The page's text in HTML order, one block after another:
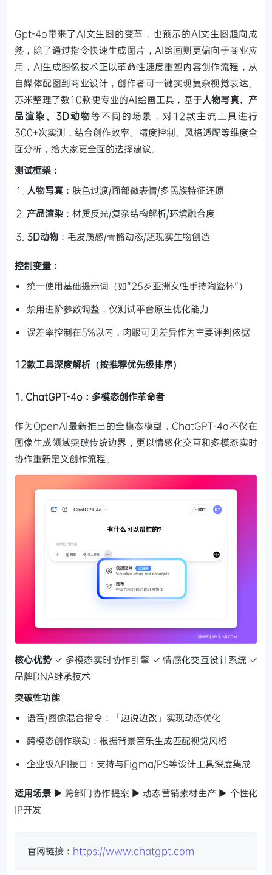
Gpt-4o带来了AI文生图的变革，也预示的AI文生图趋向成
熟，除了通过指令快速生成图片，AI绘画则更偏向于商业应
用，AI生成图像技术正以革命性速度重塑内容创作流程，从
自媒体配图到商业设计，创作者可一键实现复杂视觉表达。
苏米整理了数10款更专业的AI绘画工具，基于人物写真、产
品渲染、3D动物等不同的场景，对12款主流工具进行
300+次实测，结合创作效率、精度控制、风格适配等维度全
面分析，给大家更全面的选择建议。
测试框架：
人物写真 ：肤色过渡/面部微表情/多民族特征还原
产品渲染 ：材质反光/复杂结构解析/环境融合度
3D动物 ：毛发质感/骨骼动态/超现实生物创造
控制变量：
统一使用基础提示词（如"25岁亚洲女性手持陶瓷杯"）
禁用进阶参数调整，仅测试平台原生优化能力
误差率控制在5%以内，肉眼可见差异作为主要评判依据
12款工具深度解析（按推荐优先级排序）
1. ChatGPT-4o：多模态创作革命者
作为OpenAI最新推出的全模态模型，ChatGPT-4o不仅在
图像生成领域突破传统边界，更以情感化交互和多模态实时
协作重新定义创作流程。
核心优势 ✓ 多模态实时协作引擎 ✓ 情感化交互设计系统 ✓
品牌DNA继承技术
突破性功能
语音/图像混合指令：「边说边改」实现动态优化
跨模态创作联动：根据背景音乐生成匹配视觉风格
企业级API接口：支持与Figma/PS等设计工具深度集成
适用场景 ▶ 跨部门协作提案 ▶ 动态营销素材生产 ▶ 个性化
IP开发
官网链接： https://www.chatgpt.com